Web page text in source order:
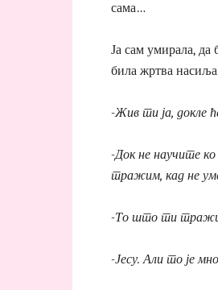
сама…
Ја сам умирала,
била жртва
-Жив ти ја, докле
-Док не научите ко
тражим, кад не
-То што ти
-Јесу. Али то је